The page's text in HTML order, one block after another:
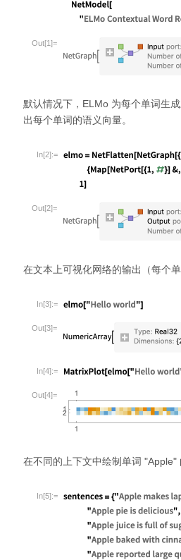
Out[1]=
默认情况下，ELMo 为每个单词生
出每个单词的语义向量。
In[2]:=
Out[2]=
在文本上可视化网络的输出（每个
In[3]:=
Out[3]=
In[4]:=
Out[4]=
在不同的上下文中绘制单词 "Apple"
In[5]:=